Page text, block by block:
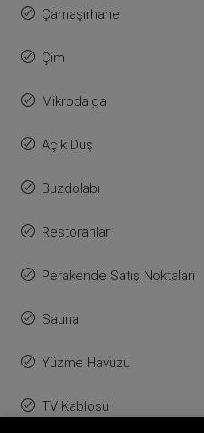
Çamaşırhane
Çim
Mikrodalga
Açık Duş
Buzdolabı
Restoranlar
Perakende Satış Noktaları
Sauna
Yüzme Havuzu
TV Kablosu